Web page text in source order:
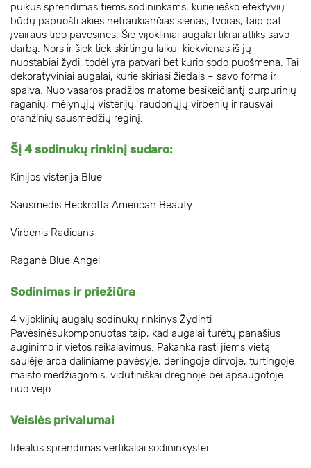
puikus sprendimas tiems sodininkams, kurie ieško efektyvių
būdų papuošti akies netraukiančias sienas, tvoras, taip pat
įvairaus tipo pavėsines. Šie vijokliniai augalai tikrai atliks savo
darbą. Nors ir šiek tiek skirtingu laiku, kiekvienas iš jų
nuostabiai žydi, todėl yra patvari bet kurio sodo puošmena. Tai
dekoratyviniai augalai, kurie skiriasi žiedais – savo forma ir
spalva. Nuo vasaros pradžios matome besikeičiantį purpurinių
raganių, mėlynųjų visterijų, raudonųjų virbenių ir rausvai
oranžinių sausmedžių reginį.
Šį 4 sodinukų rinkinį sudaro:
Kinijos visterija Blue
Sausmedis Heckrotta American Beauty
Virbenis Radicans
Raganė Blue Angel
Sodinimas ir priežiūra
4 vijoklinių augalų sodinukų rinkinys Žydinti
Pavėsinėsukomponuotas taip, kad augalai turėtų panašius
auginimo ir vietos reikalavimus. Pakanka rasti jiems vietą
saulėje arba daliniame pavėsyje, derlingoje dirvoje, turtingoje
maisto medžiagomis, vidutiniškai drėgnoje bei apsaugotoje
nuo vėjo.
Veislės privalumai
Idealus sprendimas vertikaliai sodininkystei